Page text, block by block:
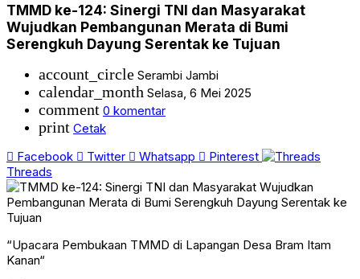
TMMD ke-124: Sinergi TNI dan Masyarakat
Wujudkan Pembangunan Merata di Bumi
Serengkuh Dayung Serentak ke Tujuan
account_circle Serambi Jambi
calendar_month Selasa, 6 Mei 2025
comment 0 komentar
print Cetak
Facebook
Twitter Whatsapp
Pinterest
Threads
“Upacara Pembukaan TMMD di Lapangan Desa Bram Itam
Kanan“